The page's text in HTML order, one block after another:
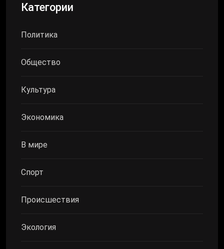
Категории
Политика
Общество
Культура
Экономика
В мире
Спорт
Происшествия
Экология